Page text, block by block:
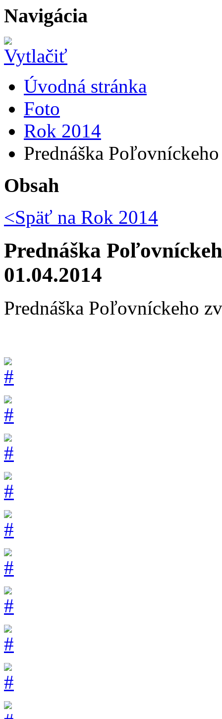
Navigácia
Úvodná stránka
Foto
Rok 2014
Prednáška
Obsah
<Späť na Rok 2014
Prednáška
01.04.2014
Prednáška Poľovníckeho